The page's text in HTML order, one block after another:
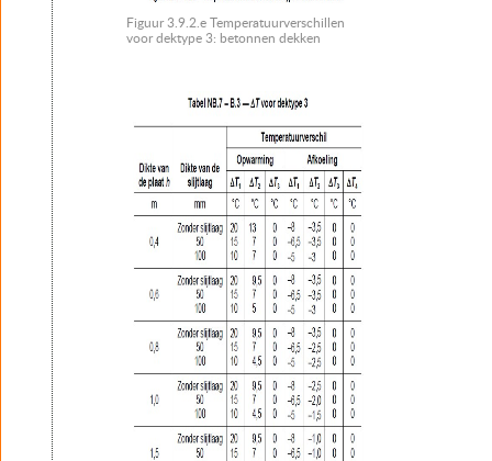
Figuur 3.9.2.e Temperatuurverschillen
voor dektype 3: betonnen dekken